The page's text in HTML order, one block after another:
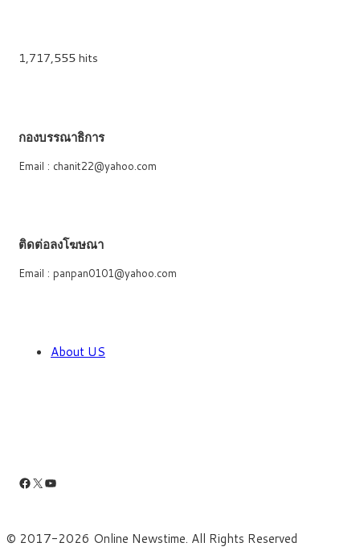
1,717,555 hits
กองบรรณาธิการ
Email : chanit22@yahoo.com
ติดต่อลงโฆษณา
Email : panpan0101@yahoo.com
About US
Facebook
X YouTube
© 2017-2026 Online Newstime. All Rights Reserved